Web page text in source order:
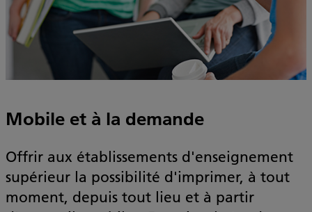
Mobile et à la demande
Offrir aux établissements d'enseignement
supérieur la possibilité d'imprimer, à tout
moment, depuis tout lieu et à partir